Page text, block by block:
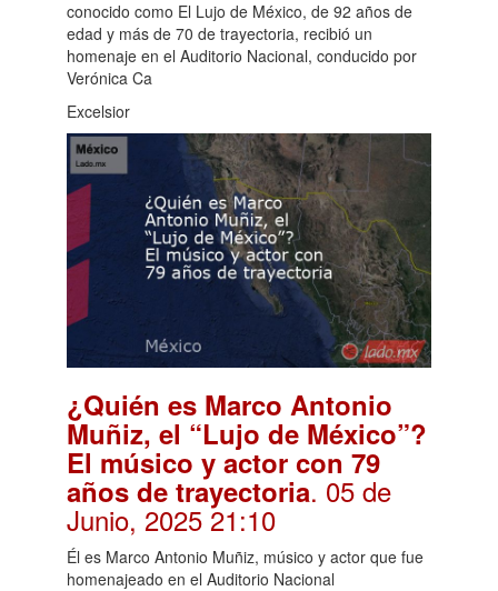
conocido como El Lujo de México, de 92 años de
edad y más de 70 de trayectoria, recibió un
homenaje en el Auditorio Nacional, conducido por
Verónica Ca
Excelsior
¿Quién es Marco Antonio
Muñiz, el “Lujo de México”?
El músico y actor con 79
años de trayectoria. 05 de
Junio, 2025 21:10
Él es Marco Antonio Muñiz, músico y actor que fue
homenajeado en el Auditorio Nacional